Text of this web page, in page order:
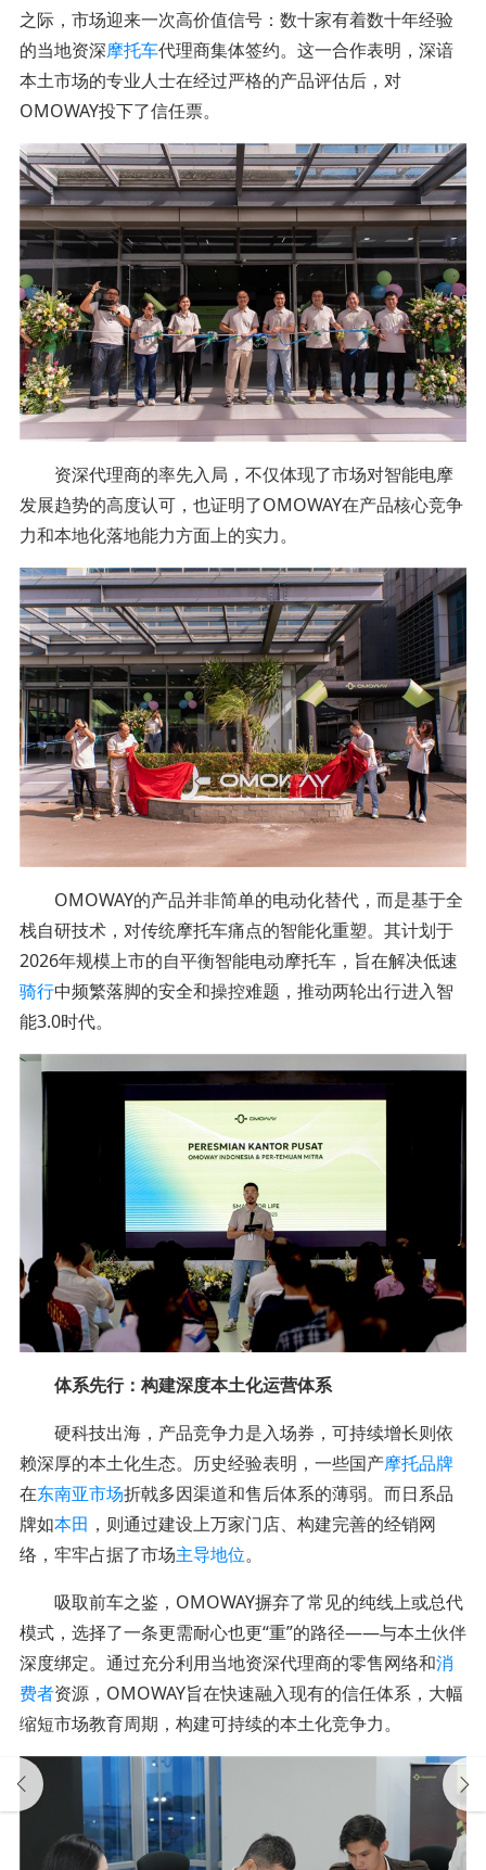
之际，市场迎来一次高价值信号：数十家有着数十年经验
的当地资深摩托车代理商集体签约。这一合作表明，深谙
本土市场的专业人士在经过严格的产品评估后，对
OMOWAY投下了信任票。
资深代理商的率先入局，不仅体现了市场对智能电摩
发展趋势的高度认可，也证明了OMOWAY在产品核心竞争
力和本地化落地能力方面上的实力。
OMOWAY的产品并非简单的电动化替代，而是基于全
栈自研技术，对传统摩托车痛点的智能化重塑。其计划于
2026年规模上市的自平衡智能电动摩托车，旨在解决低速
骑行中频繁落脚的安全和操控难题，推动两轮出行进入智
能3.0时代。
体系先行：构建深度本土化运营体系
硬科技出海，产品竞争力是入场券，可持续增长则依
赖深厚的本土化生态。历史经验表明，一些国产摩托品牌
在东南亚市场折戟多因渠道和售后体系的薄弱。而日系品
牌如本田 ，则通过建设上万家门店、构建完善的经销网
络，牢牢占据了市场主导地位。
吸取前车之鉴，OMOWAY摒弃了常见的纯线上或总代
模式，选择了一条更需耐心也更“重”的路径——与本土伙伴
深度绑定。通过充分利用当地资深代理商的零售网络和消
费者资源，OMOWAY旨在快速融入现有的信任体系，大幅
缩短市场教育周期，构建可持续的本土化竞争力。